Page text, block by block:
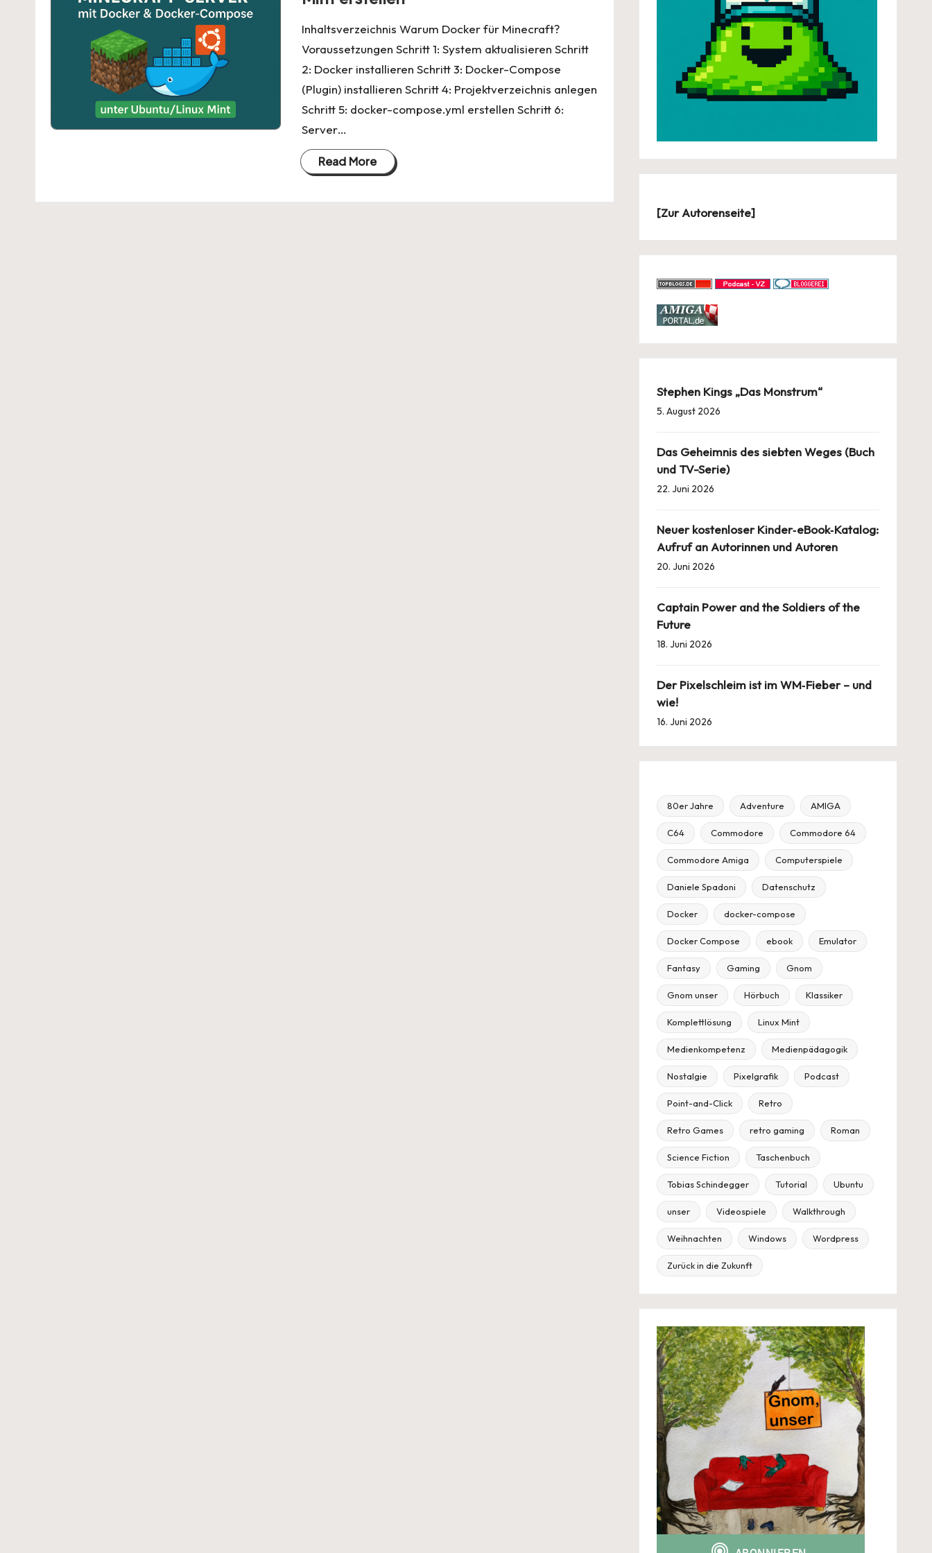
Inhaltsverzeichnis Warum Docker für Minecraft?
Voraussetzungen Schritt 1: System aktualisieren Schritt
2: Docker installieren Schritt 3: Docker-Compose
(Plugin) installieren Schritt 4: Projektverzeichnis anlegen
Schritt 5: docker-compose.yml erstellen Schritt 6:
Server…
Read More
[Zur Autorenseite]
Stephen Kings „Das Monstrum“
5. August 2026
Das Geheimnis des siebten Weges (Buch
und TV-Serie)
22. Juni 2026
Neuer kostenloser Kinder‑eBook‑Katalog:
Aufruf an Autorinnen und Autoren
20. Juni 2026
Captain Power and the Soldiers of the
Future
18. Juni 2026
Der Pixelschleim ist im WM‑Fieber – und
wie!
16. Juni 2026
80er Jahre Adventure AMIGA
C64 Commodore Commodore 64
Commodore Amiga Computerspiele
Daniele Spadoni Datenschutz
Docker docker-compose
Docker Compose ebook Emulator
Fantasy Gaming Gnom
Gnom unser Hörbuch Klassiker
Komplettlösung Linux Mint
Medienkompetenz Medienpädagogik
Nostalgie Pixelgrafik Podcast
Point-and-Click Retro
Retro Games retro gaming Roman
Science Fiction Taschenbuch
Tobias Schindegger Tutorial Ubuntu
unser Videospiele Walkthrough
Weihnachten Windows Wordpress
Zurück in die Zukunft